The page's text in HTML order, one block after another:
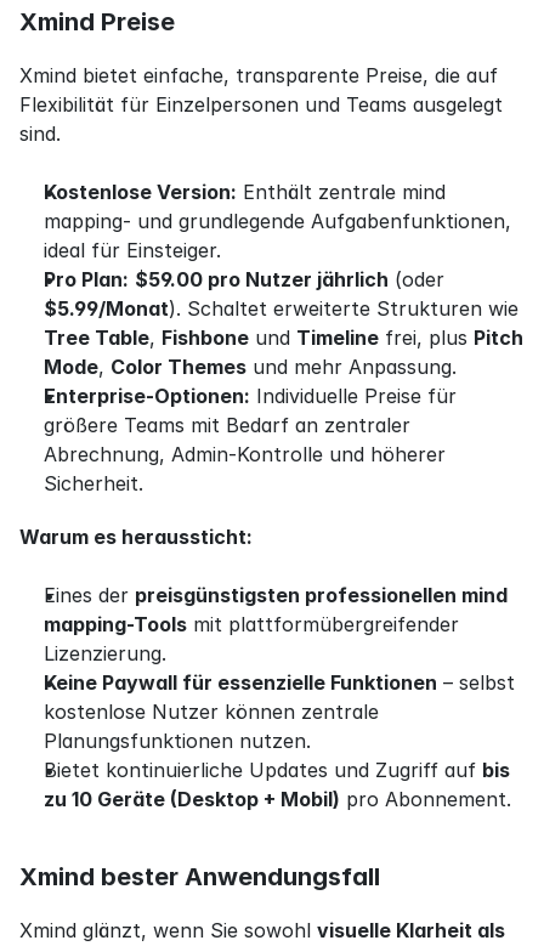
Xmind Preise
Xmind bietet einfache, transparente Preise, die auf
Flexibilität für Einzelpersonen und Teams ausgelegt
sind.
Kostenlose Version: Enthält zentrale mind
mapping- und grundlegende Aufgabenfunktionen,
ideal für Einsteiger.
Pro Plan: $59.00 pro Nutzer jährlich
$5.99/Monat
Tree Table, Fishbone und Timeline frei, plus Pitch
Mode, Color Themes und mehr Anpassung.
Enterprise-Optionen: Individuelle Preise für
größere Teams mit Bedarf an zentraler
Abrechnung, Admin-Kontrolle und höherer
Sicherheit.
Warum es heraussticht:
Eines der preisgünstigsten professionellen mind
mapping-Tools mit plattformübergreifender
Lizenzierung.
Keine Paywall für essenzielle Funktionen – selbst
kostenlose Nutzer können zentrale
Planungsfunktionen nutzen.
Bietet kontinuierliche Updates und Zugriff auf bis
zu 10 Geräte (Desktop + Mobil) pro Abonnement.
Xmind bester Anwendungsfall
Xmind glänzt, wenn Sie sowohl visuelle Klarheit als